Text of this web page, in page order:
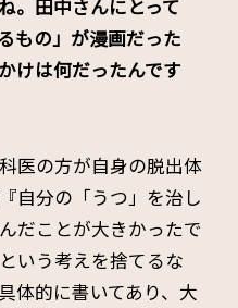
。田中さんにとって
もの」が漫画だった
けは何だったんです
医の方が自身の脱出体
自分の「うつ」を治し
だことが大きかったで
いう考えを捨てるな
体的に書いてあり、大